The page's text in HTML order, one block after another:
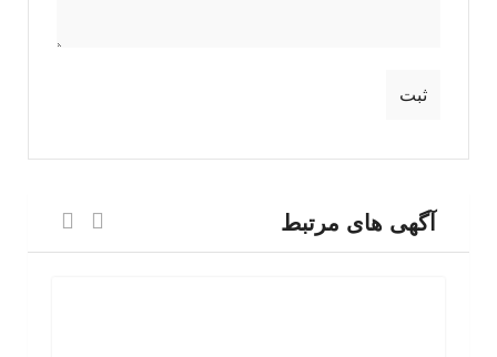
آگهی های مرتبط